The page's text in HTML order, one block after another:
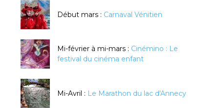
Début mars : Carnaval Vénitien
Mi-février à mi-mars : Cinémino : Le
festival du cinéma enfant
Mi-Avril : Le Marathon du lac d'Annecy